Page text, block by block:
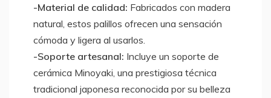
-Material de calidad: Fabricados con madera
natural, estos palillos ofrecen una sensación
cómoda y ligera al usarlos.
-Soporte artesanal: Incluye un soporte de
cerámica Minoyaki, una prestigiosa técnica
tradicional japonesa reconocida por su belleza